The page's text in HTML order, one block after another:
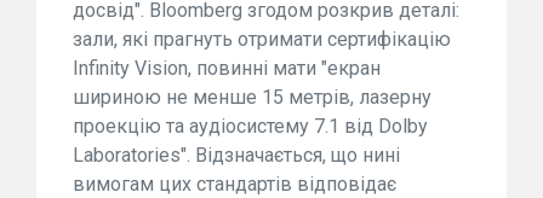
досвід". Bloomberg згодом розкрив деталі:
зали, які прагнуть отримати сертифікацію
Infinity Vision, повинні мати "екран
шириною не менше 15 метрів, лазерну
проекцію та аудіосистему 7.1 від Dolby
Laboratories". Відзначається, що нині
вимогам цих стандартів відповідає